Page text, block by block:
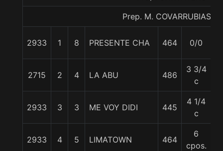
Prep. M. COVARRUBIAS E.
2933 1 8 PRESENTE CHA 464 0/0
2715 2 4 LA ABU 486
3 3/4
c
2933 3 3 ME VOY DIDI 445
4 1/4
c
2933 4 5 LIMATOWN 464
6
cpos.